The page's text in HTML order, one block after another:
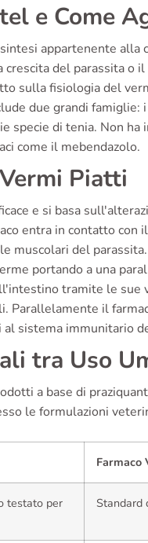
e Come
appartenente alla
del parassita o
sulla fisiologia del
due grandi
specie di tenia. Non
come il mebendazolo.
Piatti
e si basa
entra in contatto con
del
portando a una
tramite le sue
Parallelamente il
sistema immunitario
tra Uso
a base di
le formulazioni
Farmaco
testato per
Standard